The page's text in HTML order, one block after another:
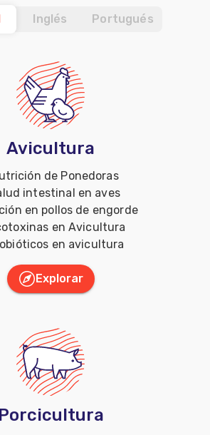
Inglés Portugués
Avicultura
de Ponedoras
intestinal en aves
en pollos de engorde
en Avicultura
en avicultura
Explorar
Porcicultura